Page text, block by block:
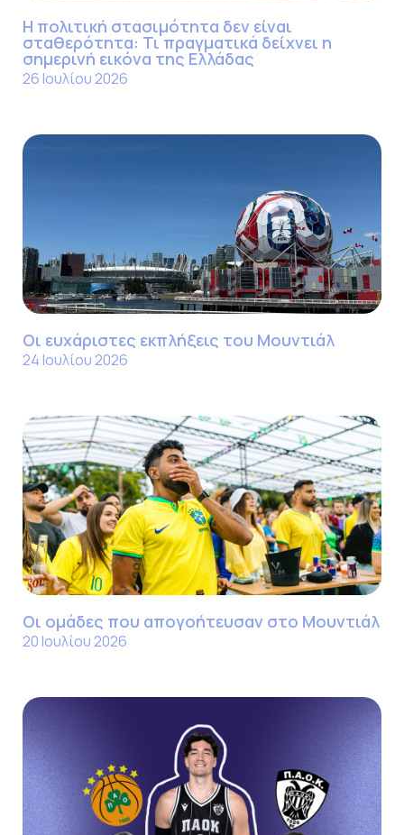
Η πολιτική στασιμότητα δεν είναι
σταθερότητα: Τι πραγματικά δείχνει η
σημερινή εικόνα της Ελλάδας
26 Ιουλίου 2026
Οι ευχάριστες εκπλήξεις του Μουντιάλ
24 Ιουλίου 2026
Οι ομάδες που απογοήτευσαν στο Μουντιάλ
20 Ιουλίου 2026